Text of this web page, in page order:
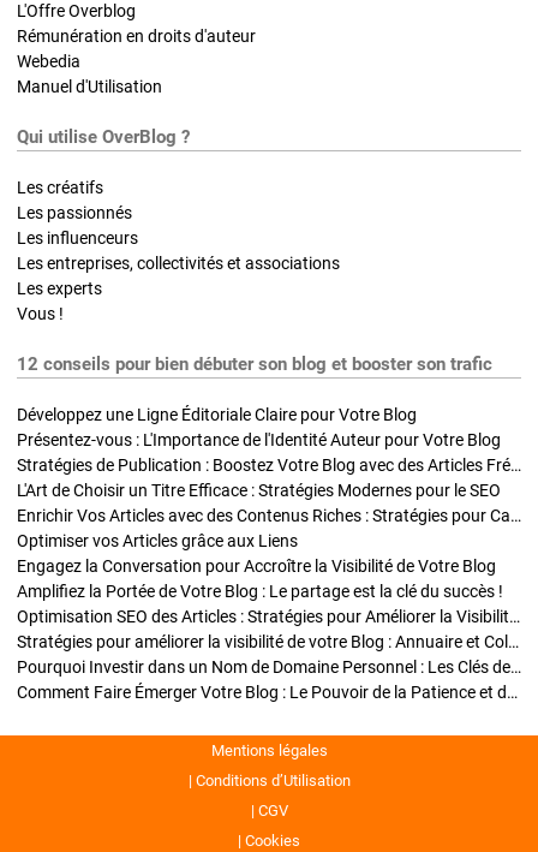
L'Offre Overblog
Rémunération en droits d'auteur
Webedia
Manuel d'Utilisation
Qui utilise OverBlog ?
Les créatifs
Les passionnés
Les influenceurs
Les entreprises, collectivités et associations
Les experts
Vous !
12 conseils pour bien débuter son blog et booster son trafic
Développez une Ligne Éditoriale Claire pour Votre Blog
Présentez-vous : L'Importance de l'Identité Auteur pour Votre Blog
Stratégies de Publication : Boostez Votre Blog avec des Articles Fréquents et Exclusifs
L'Art de Choisir un Titre Efficace : Stratégies Modernes pour le SEO
Enrichir Vos Articles avec des Contenus Riches : Stratégies pour Captiver et Optimiser
Optimiser vos Articles grâce aux Liens
Engagez la Conversation pour Accroître la Visibilité de Votre Blog
Amplifiez la Portée de Votre Blog : Le partage est la clé du succès !
Optimisation SEO des Articles : Stratégies pour Améliorer la Visibilité de Votre Blog
Stratégies pour améliorer la visibilité de votre Blog : Annuaire et Collaborations
Pourquoi Investir dans un Nom de Domaine Personnel : Les Clés de la Réussite de Votre Blog
Comment Faire Émerger Votre Blog : Le Pouvoir de la Patience et de la Persévérance
Mentions légales
Conditions d’Utilisation
CGV
Cookies